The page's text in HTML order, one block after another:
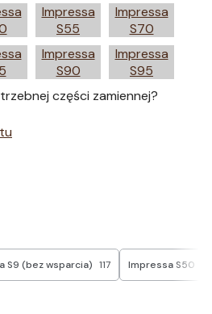
Impressa
S55
Impressa
S70
Impressa
S90
Impressa
S95
części zamiennej?
S9 (bez wsparcia) 117 Impressa S50